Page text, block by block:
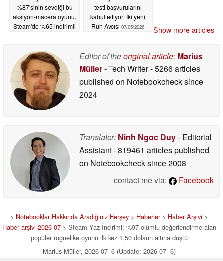
%87'sinin sevdiği bu
aksiyon-macera oyunu,
Steam'de %65 indirimli
testi başvurularını
kabul ediyor: İki yeni
Ruh Avcısı 07/05/2026 Show more articles
Editor of theoriginal article: Marius
Müller- Tech Writer- 5266 articles
published on Notebookchecksince
2024
Translator: Ninh Ngoc Duy- Editorial
Assistant- 819461 articles published
on Notebookchecksince 2008
contact me via:
Facebook
> Notebooklar Hakkında Aradığınız Herşey > Haberler> Haber Arşivi >
Haber arşivi 2026 07> Steam Yaz İndirimi: %97 olumlu değerlendirme alan
popüler roguelike oyunu ilk kez 1,50 doların altına düştü
Marius Müller, 2026-07- 6 (Update: 2026-07- 6)